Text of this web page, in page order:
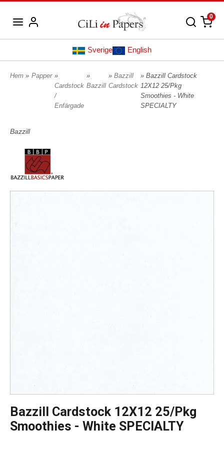
0
Sverige English
Hem » Papper »
Cardstock
/
Enfärgade
»
Bazzill
» Bazzill
Cardstock
» Bazzill Cardstock
12X12 25/Pkg
Smoothies - White
SPECIALTY
Bazzill
Bazzill Cardstock 12X12 25/Pkg
Smoothies - White SPECIALTY